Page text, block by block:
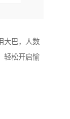
大巴，人数
轻松开启愉